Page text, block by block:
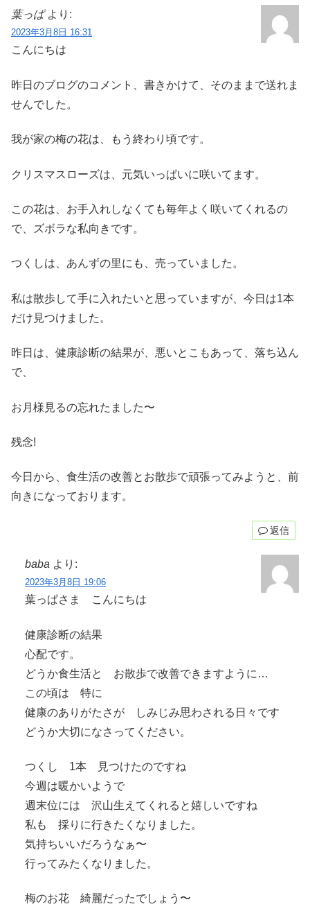
葉っぱ より:
2023年3月8日 16:31
こんにちは
昨日のブログのコメント、書きかけて、そのままで送れま
せんでした。
我が家の梅の花は、もう終わり頃です。
クリスマスローズは、元気いっぱいに咲いてます。
この花は、お手入れしなくても毎年よく咲いてくれるの
で、ズボラな私向きです。
つくしは、あんずの里にも、売っていました。
私は散歩して手に入れたいと思っていますが、今日は1本
だけ見つけました。
昨日は、健康診断の結果が、悪いとこもあって、落ち込ん
で、
お月様見るの忘れたました〜
残念!
今日から、食生活の改善とお散歩で頑張ってみようと、前
向きになっております。
返信
baba より:
2023年3月8日 19:06
葉っぱさま こんにちは
健康診断の結果
心配です。
どうか食生活と お散歩で改善できますように…
この頃は 特に
健康のありがたさが しみじみ思わされる日々です
どうか大切になさってください。
つくし 1本 見つけたのですね
今週は暖かいようで
週末位には 沢山生えてくれると嬉しいですね
私も 採りに行きたくなりました。
気持ちいいだろうなぁ〜
行ってみたくなりました。
梅のお花 綺麗だったでしょう〜